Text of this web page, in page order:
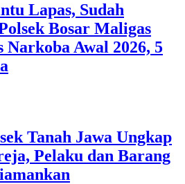
Lapas, Sudah
Bosar Maligas
Narkoba Awal 2026, 5
Tanah Jawa Ungkap
Pelaku dan Barang